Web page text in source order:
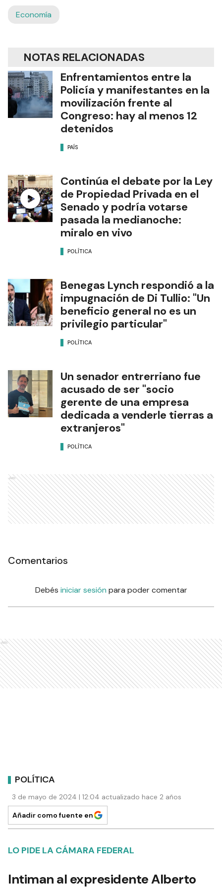
Economía
NOTAS RELACIONADAS
Enfrentamientos entre la
Policía y manifestantes en la
movilización frente al
Congreso: hay al menos 12
detenidos
PAÍS
Continúa el debate por la Ley
de Propiedad Privada en el
Senado y podría votarse
pasada la medianoche:
miralo en vivo
POLÍTICA
Benegas Lynch respondió a la
impugnación de Di Tullio: "Un
beneficio general no es un
privilegio particular"
POLÍTICA
Un senador entrerriano fue
acusado de ser "socio
gerente de una empresa
dedicada a venderle tierras a
extranjeros"
POLÍTICA
Ads
Comentarios
Debés iniciar sesión para poder comentar
Ads
POLÍTICA
3 de mayo de 2024 | 12:04 actualizado hace 2 años
Añadir como fuente en
LO PIDE LA CÁMARA FEDERAL
Intiman al expresidente Alberto